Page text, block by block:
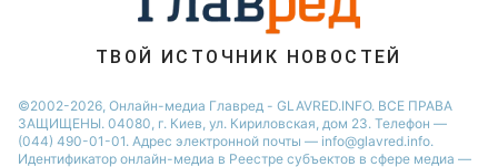
ТВОЙ ИСТОЧНИК НОВОСТЕЙ
©2002-2026, Онлайн-медиа Главред - GLAVRED.INFO. ВСЕ ПРАВА
ЗАЩИЩЕНЫ. 04080, г. Киев, ул. Кириловская, дом 23. Телефон —
(044) 490-01-01. Адрес электронной почты — info@glavred.info.
Идентификатор онлайн-медиа в Реестре cубъектов в сфере медиа —